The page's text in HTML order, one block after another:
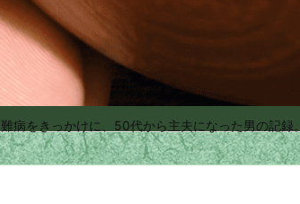
病をきっかけに、50代から主夫になった男の記録。